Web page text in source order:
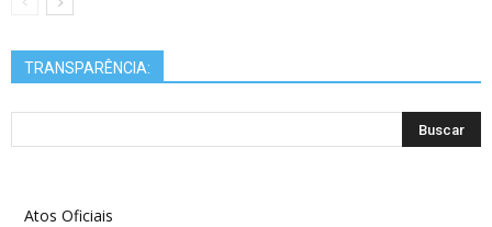
TRANSPARÊNCIA:
Atos Oficiais